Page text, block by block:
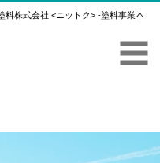
料株式会社 <ニットク> -塗料事業本